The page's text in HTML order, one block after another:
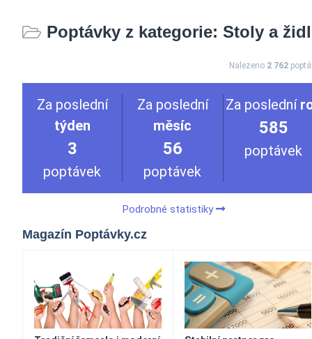
Poptávky z kategorie: Stoly a
Nalezeno 2 762
Za poslední
týden
3
poptávek
Za poslední
měsíc
56
poptávek
Za poslední
585
poptávek
Podrobné statistiky
Magazín Poptávky.cz